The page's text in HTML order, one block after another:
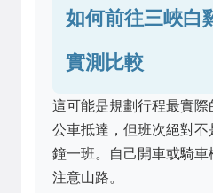
如何前往三峽白
實測比較
這可能是規劃行程最實
公車抵達，但班次絕對
鐘一班。自己開車或騎
注意山路。